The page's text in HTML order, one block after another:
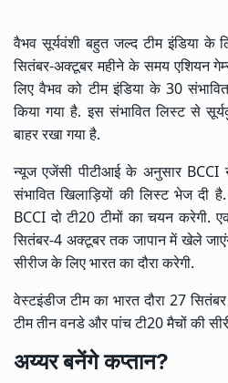
वैभव सूर्यवंशी बहुत जल्द टीम इंडिया
सितंबर-अक्टूबर महीने के समय एशियन
लिए वैभव को टीम इंडिया के 30
किया गया है. इस संभावित लिस्ट से
बाहर रखा गया है.
न्यूज एजेंसी पीटीआई के अनुसार
संभावित खिलाड़ियों की लिस्ट भेज
BCCI दो टी20 टीमों का चयन करेगी.
सितंबर-4 अक्टूबर तक जापान में खेले
सीरीज के लिए भारत का दौरा करेगी.
वेस्टइंडीज टीम का भारत दौरा 27
टीम तीन वनडे और पांच टी20 मैचों की
अय्यर बनेंगे कप्तान?